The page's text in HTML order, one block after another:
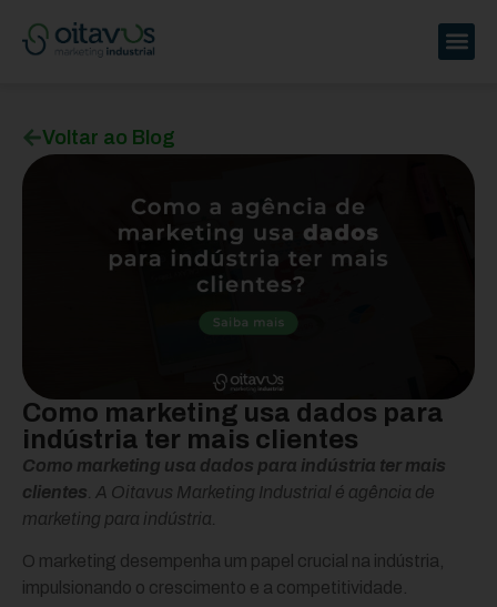
Voltar ao Blog
Como marketing usa dados para
indústria ter mais clientes
Como marketing usa dados para indústria ter mais
clientes . A Oitavus Marketing Industrial é agência de
marketing para indústria.
O marketing desempenha um papel crucial na indústria,
impulsionando o crescimento e a competitividade.